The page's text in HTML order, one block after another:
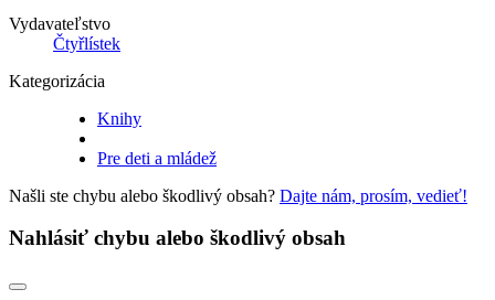
Vydavateľstvo
Čtyřlístek
Kategorizácia
Knihy
Pre deti a mládež
Našli ste chybu alebo škodlivý obsah? Dajte nám, prosím, vedieť!
Nahlásiť chybu alebo škodlivý obsah